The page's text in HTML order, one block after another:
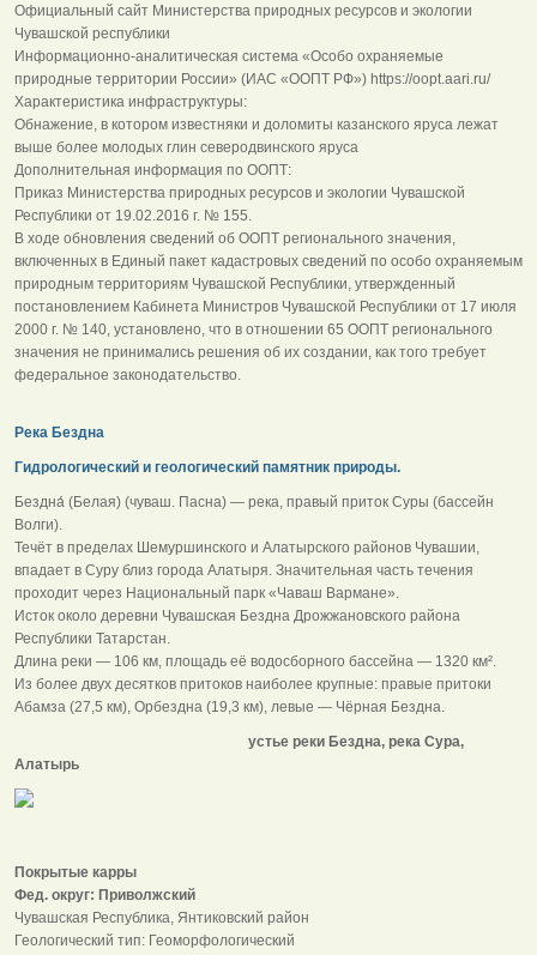
Официальный сайт Министерства природных ресурсов и экологии
Чувашской республики
Информационно-аналитическая система «Особо охраняемые
природные территории России» (ИАС «ООПТ РФ») https://oopt.aari.ru/
Характеристика инфраструктуры:
Обнажение, в котором известняки и доломиты казанского яруса лежат
выше более молодых глин северодвинского яруса
Дополнительная информация по ООПТ:
Приказ Министерства природных ресурсов и экологии Чувашской
Республики от 19.02.2016 г. № 155.
В ходе обновления сведений об ООПТ регионального значения,
включенных в Единый пакет кадастровых сведений по особо охраняемым
природным территориям Чувашской Республики, утвержденный
постановлением Кабинета Министров Чувашской Республики от 17 июля
2000 г. № 140, установлено, что в отношении 65 ООПТ регионального
значения не принимались решения об их создании, как того требует
федеральное законодательство.
Река Бездна
Гидрологический и геологический памятник природы.
Бездна́ (Белая) (чуваш. Пасна) — река, правый приток Суры (бассейн
Волги).
Течёт в пределах Шемуршинского и Алатырского районов Чувашии,
впадает в Суру близ города Алатыря. Значительная часть течения
проходит через Национальный парк «Чаваш Вармане».
Исток около деревни Чувашская Бездна Дрожжановского района
Республики Татарстан.
Длина реки — 106 км, площадь её водосборного бассейна — 1320 км².
Из более двух десятков притоков наиболее крупные: правые притоки
Абамза (27,5 км), Орбездна (19,3 км), левые — Чёрная Бездна.
устье реки Бездна, река Сура,
Алатырь
Покрытые карры
Фед. округ: Приволжский
Чувашская Республика, Янтиковский район
Геологический тип: Геоморфологический